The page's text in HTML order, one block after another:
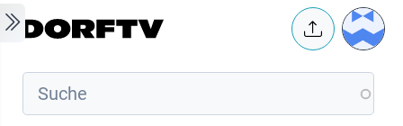
Skip to main content User